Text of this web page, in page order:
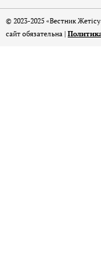
© 2023-2025 «Вестник
сайт обязательна |